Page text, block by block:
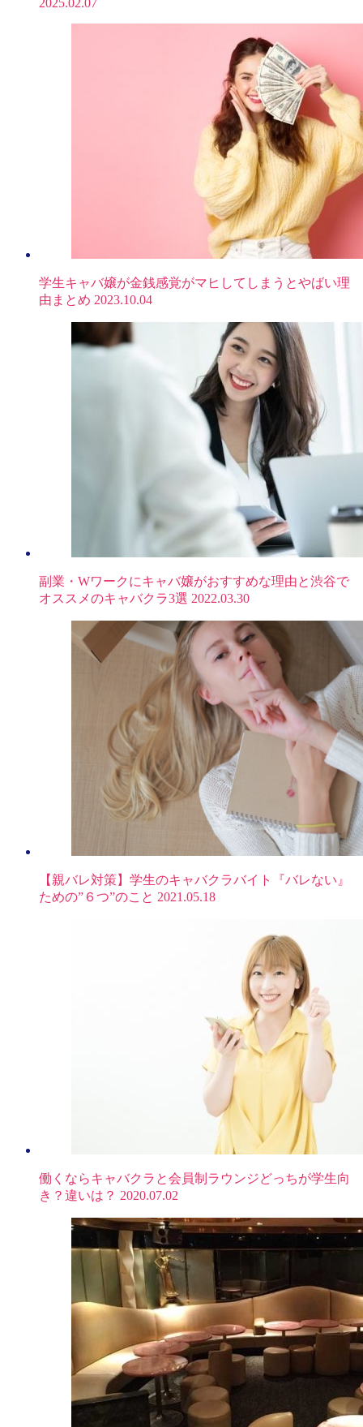
学生キャバ嬢が金銭感覚がマヒしてしまうとやばい理
由まとめ 2023.10.04
副業・Wワークにキャバ嬢がおすすめな理由と渋谷で
オススメのキャバクラ3選 2022.03.30
【親バレ対策】学生のキャバクラバイト『バレない』
ための”６つ”のこと 2021.05.18
働くならキャバクラと会員制ラウンジどっちが学生向
き？違いは？ 2020.07.02